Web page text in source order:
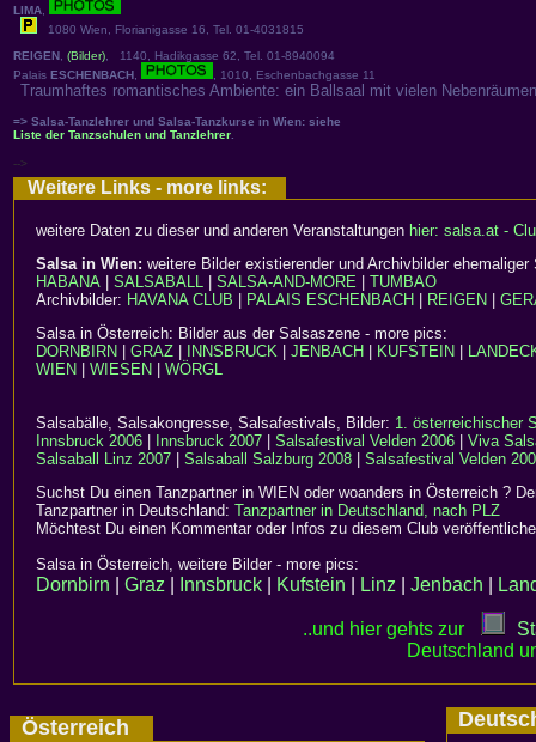
LIMA,
1080 Wien, Florianigasse 16, Tel. 01-4031815
REIGEN, (Bilder), 1140, Hadikgasse 62, Tel. 01-8940094
Palais ESCHENBACH, , 1010, Eschenbachgasse 11
Traumhaftes romantisches Ambiente: ein Ballsaal mit vielen
=> Salsa-Tanzlehrer und Salsa-Tanzkurse in Wien: siehe
Liste der Tanzschulen und Tanzlehrer.
-->
Weitere Links - more links:
weitere Daten zu dieser und anderen Veranstaltungen hier: salsa.at -
Salsa in Wien: weitere Bilder existierender und Archivbilder
HABANA
SALSABALL SALSA-AND-MORE
TUMBAO
Archivbilder: HAVANA CLUB PALAIS ESCHENBACH REIGEN
Salsa in Österreich: Bilder aus der Salsaszene - more pics:
DORNBIRN
GRAZ INNSBRUCK JENBACH KUFSTEIN
WIEN
WIESEN WÖRGL
Salsabälle, Salsakongresse, Salsafestivals, Bilder: 1. österreichischer
Innsbruck 2006
Innsbruck 2007 Salsafestival Velden 2006
Viva
Salsaball Linz 2007
Salsaball Salzburg 2008
Salsafestival Velden
Suchst Du einen Tanzpartner in WIEN oder woanders in Österreich ?
Tanzpartner in Deutschland: Tanzpartner in Deutschland, nach PLZ
Möchtest Du einen Kommentar oder Infos zu diesem Club
Salsa in Österreich, weitere Bilder - more pics:
Dornbirn Graz Innsbruck Kufstein Linz Jenbach
..und hier gehts zur
Deutschland
Österreich